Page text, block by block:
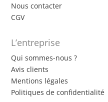
Nous contacter
CGV
L’entreprise
Qui sommes-nous ?
Avis clients
Mentions légales
Politiques de confidentialité